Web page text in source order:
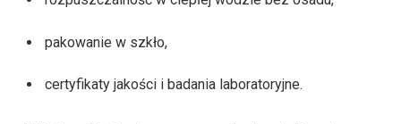
pakowanie w szkło,
certyfikaty jakości i badania laboratoryjne.